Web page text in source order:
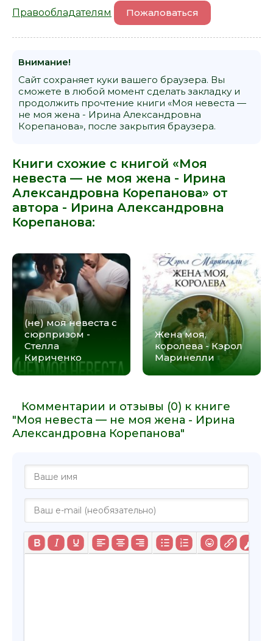
Правообладателям Пожаловаться
Внимание!
Сайт сохраняет куки вашего браузера. Вы
сможете в любой момент сделать закладку и
продолжить прочтение книги «Моя невеста —
не моя жена - Ирина Александровна
Корепанова», после закрытия браузера.
Книги схожие с книгой «Моя
невеста — не моя жена - Ирина
Александровна Корепанова» от
автора - Ирина Александровна
Корепанова:
(не) моя невеста с
сюрпризом -
Стелла
Кириченко
Жена моя,
королева - Кэрол
Маринелли
Комментарии и отзывы (0) к книге
"Моя невеста — не моя жена - Ирина
Александровна Корепанова"